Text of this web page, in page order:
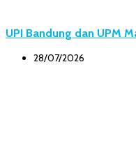
UPI Bandung dan UPM
28/07/2026